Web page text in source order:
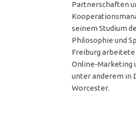
Partnerschaften
seinem Studium
Philosophie und
Freiburg
Online-Marketing
unter anderem in
Worcester.